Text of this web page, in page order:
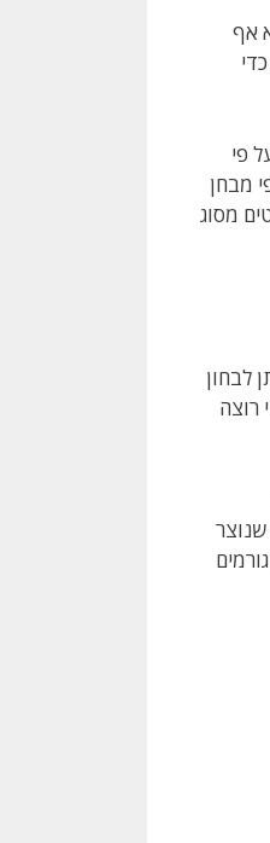
אף
כדי
"על פי
מבחן
מסוג
לבחון
רוצה